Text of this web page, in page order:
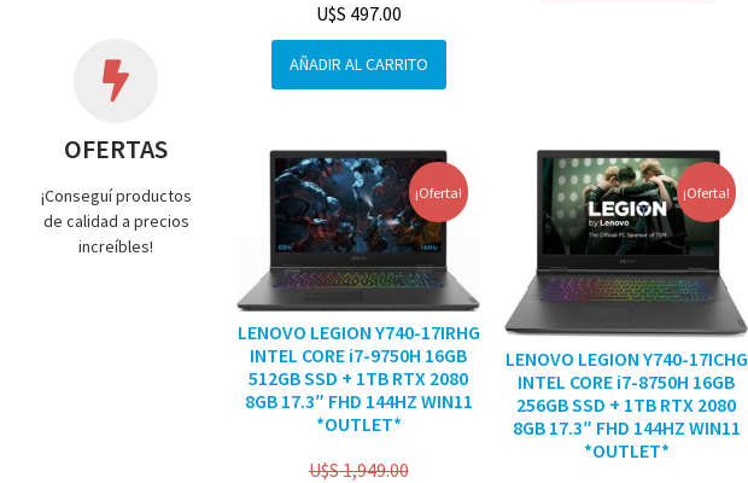
OFERTAS
¡Conseguí productos
de calidad a precios
increíbles!
U$S 497.00
AÑADIR AL CARRITO
¡Oferta!
LENOVO LEGION Y740-17IRHG
INTEL CORE i7-9750H 16GB
512GB SSD + 1TB RTX 2080
8GB 17.3″ FHD 144HZ WIN11
*OUTLET*
U$S1,949.00
¡Oferta!
LENOVO LEGION Y740-17ICHG
INTEL CORE i7-8750H 16GB
256GB SSD + 1TB RTX 2080
8GB 17.3″ FHD 144HZ WIN11
*OUTLET*